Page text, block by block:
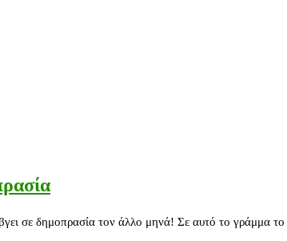
σε δημοπρασία τον άλλο μηνά! Σε αυτό το γράμμα το